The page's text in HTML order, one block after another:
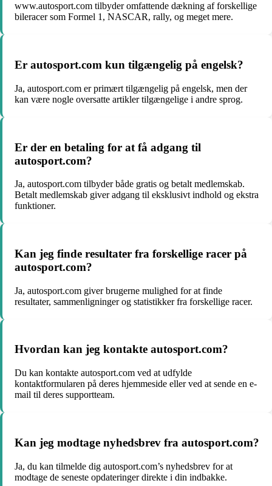
www.autosport.com tilbyder omfattende dækning af forskellige
bileracer som Formel 1, NASCAR, rally, og meget mere.
Er autosport.com kun tilgængelig på engelsk?
Ja, autosport.com er primært tilgængelig på engelsk, men der
kan være nogle oversatte artikler tilgængelige i andre sprog.
Er der en betaling for at få adgang til
autosport.com?
Ja, autosport.com tilbyder både gratis og betalt medlemskab.
Betalt medlemskab giver adgang til eksklusivt indhold og ekstra
funktioner.
Kan jeg finde resultater fra forskellige racer på
autosport.com?
Ja, autosport.com giver brugerne mulighed for at finde
resultater, sammenligninger og statistikker fra forskellige racer.
Hvordan kan jeg kontakte autosport.com?
Du kan kontakte autosport.com ved at udfylde
kontaktformularen på deres hjemmeside eller ved at sende en e-
mail til deres supportteam.
Kan jeg modtage nyhedsbrev fra autosport.com?
Ja, du kan tilmelde dig autosport.com’s nyhedsbrev for at
modtage de seneste opdateringer direkte i din indbakke.